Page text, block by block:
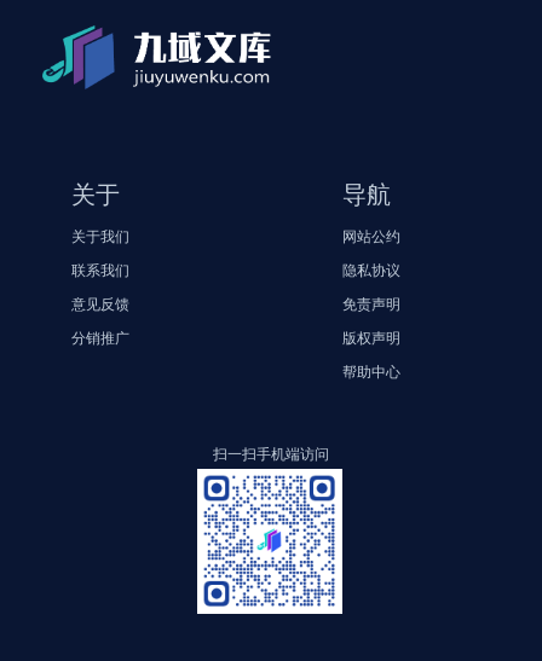
关于
关于我们
联系我们
意见反馈
分销推广
导航
网站公约
隐私协议
免责声明
版权声明
帮助中心
扫一扫手机端访问